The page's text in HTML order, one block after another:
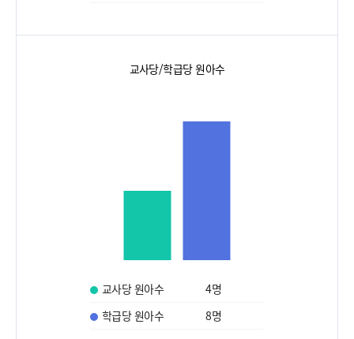
교사당/학급당 원아수
교사당 원아수 4명
학급당 원아수
8명